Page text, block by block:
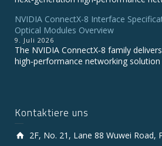
NVIDIA ConnectX-8 Interface
Optical Modules Overview
9. Juli 2026
The NVIDIA ConnectX‑8 family
high‑performance networking solution
Kontaktiere uns
2F, No. 21, Lane 88 Wuwei Road,